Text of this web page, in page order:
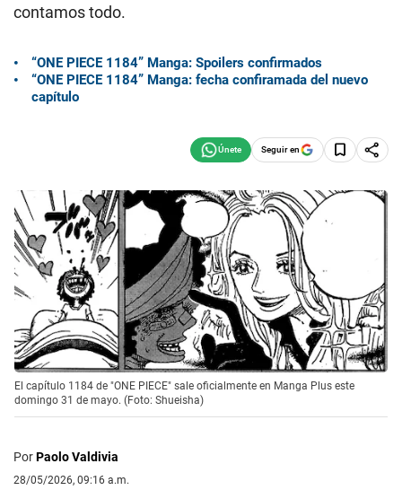
contamos todo.
“ONE PIECE 1184” Manga: Spoilers confirmados
“ONE PIECE 1184” Manga: fecha confiramada del nuevo
capítulo
Seguir en
El capítulo 1184 de "ONE PIECE" sale oficialmente en Manga Plus este
domingo 31 de mayo. (Foto: Shueisha)
PorPaolo Valdivia
28/05/2026, 09:16 a.m.